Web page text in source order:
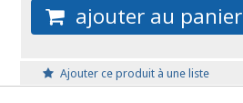
ajouter au panier
Ajouter ce produit à une liste